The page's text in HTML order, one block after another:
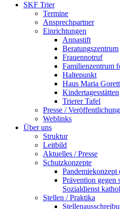
SKF Trier
Termine
Ansprechpartner
Einrichtungen
Annastift
Beratungszentrum
Frauennotruf
Familienzentrum
Haltepunkt
Haus Maria
Kindertagesstätten
Trierer Tafel
Presse /
Weblinks
Über uns
Struktur
Leitbild
Aktuelles / Presse
Schutzkonzepte
Prävention gegen
Sozialdienst
Stellen / Praktika